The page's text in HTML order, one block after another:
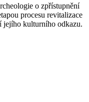
o zpřístupnění
procesu revitalizace
jejího kulturního odkazu.